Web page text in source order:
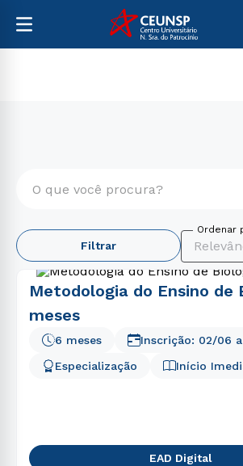
Filtrar
Metodologia do Ensino de
meses
Especialização Início
6 meses Inscrição: 02/06 a
EAD Digital
TERMOS
2º
4º
5º
8º